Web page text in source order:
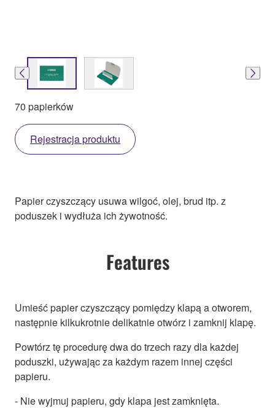
70 papierków
Rejestracja produktu
Papier czyszczący usuwa wilgoć, olej, brud itp. z
poduszek i wydłuża ich żywotność.
Features
Umieść papier czyszczący pomiędzy klapą a otworem,
następnie kilkukrotnie delikatnie otwórz i zamknij klapę.
Powtórz tę procedurę dwa do trzech razy dla każdej
poduszki, używając za każdym razem innej części
papieru.
- Nie wyjmuj papieru, gdy klapa jest zamknięta.